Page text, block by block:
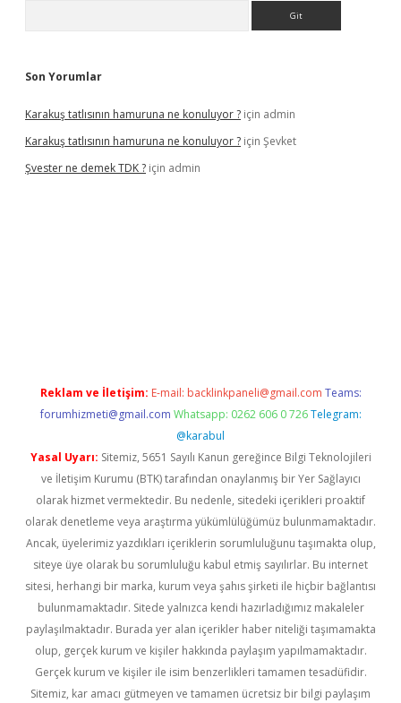
Son Yorumlar
Karakuş tatlısının hamuruna ne konuluyor ? için admin
Karakuş tatlısının hamuruna ne konuluyor ? için Şevket
Şvester ne demek TDK ? için admin
Reklam ve İletişim: E-mail: backlinkpaneli@gmail.com Teams:
forumhizmeti@gmail.com Whatsapp: 0262 606 0 726 Telegram:
@karabul
Yasal Uyarı: Sitemiz, 5651 Sayılı Kanun gereğince Bilgi Teknolojileri
ve İletişim Kurumu (BTK) tarafından onaylanmış bir Yer Sağlayıcı
olarak hizmet vermektedir. Bu nedenle, sitedeki içerikleri proaktif
olarak denetleme veya araştırma yükümlülüğümüz bulunmamaktadır.
Ancak, üyelerimiz yazdıkları içeriklerin sorumluluğunu taşımakta olup,
siteye üye olarak bu sorumluluğu kabul etmiş sayılırlar. Bu internet
sitesi, herhangi bir marka, kurum veya şahıs şirketi ile hiçbir bağlantısı
bulunmamaktadır. Sitede yalnızca kendi hazırladığımız makaleler
paylaşılmaktadır. Burada yer alan içerikler haber niteliği taşımamakta
olup, gerçek kurum ve kişiler hakkında paylaşım yapılmamaktadır.
Gerçek kurum ve kişiler ile isim benzerlikleri tamamen tesadüfidir.
Sitemiz, kar amacı gütmeyen ve tamamen ücretsiz bir bilgi paylaşım